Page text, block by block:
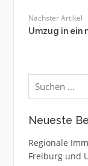
Nächster Artikel
Umzug in ein
Suchen
nach:
Neueste
Regionale
Freiburg und